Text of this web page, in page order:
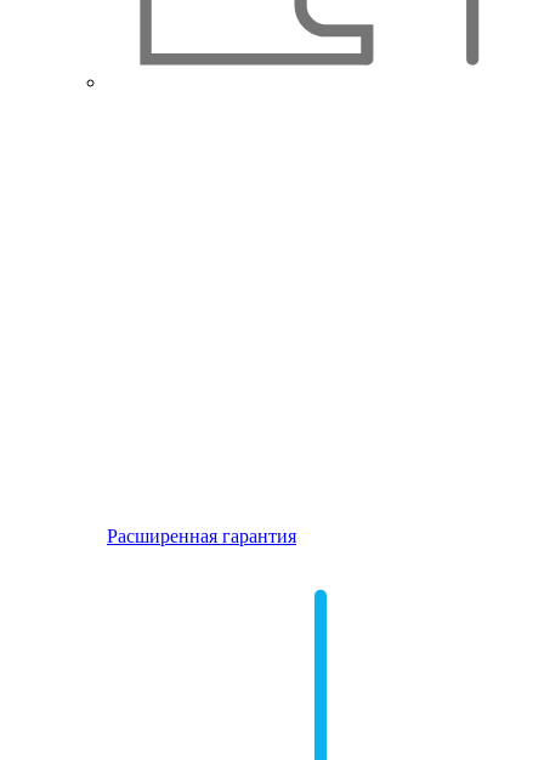
Расширенная гарантия